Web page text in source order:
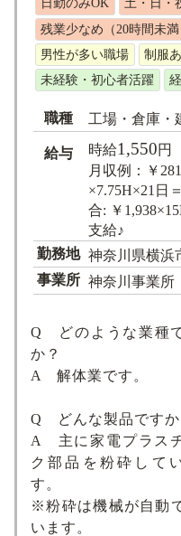
日勤のみOK
土・日・
残業少なめ（20時間未満
男性が多い職場
制服
未経験・初心者活躍
職種 工場・倉庫・
給与 時給1,550円
月収例：￥
×7.75H×21日
合: ￥
支給♪
勤務地 神奈川県横浜
事業所 神奈川事業所
Q どのような業種
か？
A 解体業です。
Q どんな製品ですか
A 主に家電プラス
ク部品を粉砕して
す。
※粉砕は機械が自動
います。